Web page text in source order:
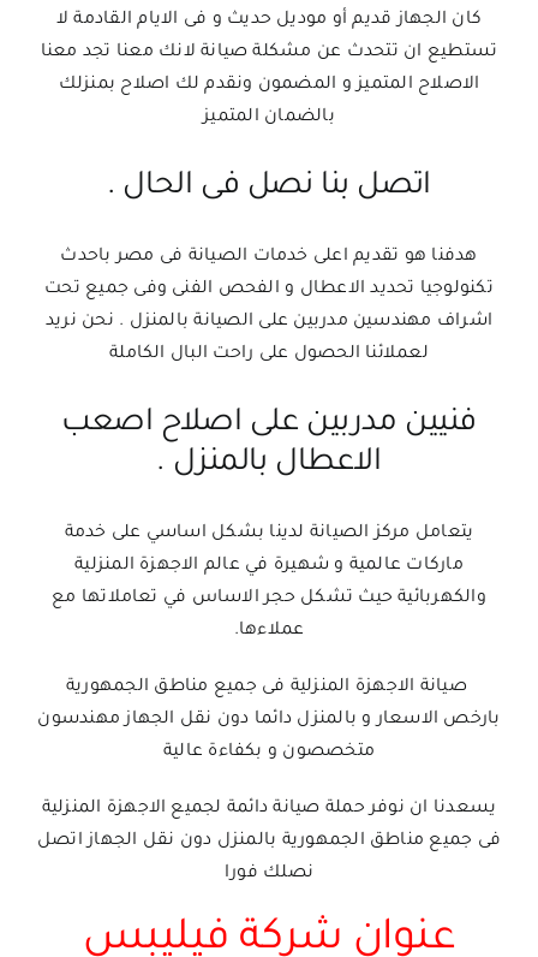
كان الجهاز قديم أو موديل حديث و فى الايام القادمة لا
تستطيع ان تتحدث عن مشكلة صيانة لانك معنا تجد معنا
الاصلاح المتميز و المضمون ونقدم لك اصلاح بمنزلك
بالضمان المتميز
اتصل بنا نصل فى الحال .
هدفنا هو تقديم اعلى خدمات الصيانة فى مصر باحدث
تكنولوجيا تحديد الاعطال و الفحص الفنى وفى جميع تحت
اشراف مهندسين مدربين على الصيانة بالمنزل . نحن نريد
لعملائنا الحصول على راحت البال الكاملة
فنيين مدربين على اصلاح اصعب
الاعطال بالمنزل .
يتعامل مركز الصيانة لدينا بشكل اساسي على خدمة
ماركات عالمية و شهيرة في عالم الاجهزة المنزلية
والكهربائية حيث تشكل حجر الاساس في تعاملاتها مع
عملاءها.
صيانة الاجهزة المنزلية فى جميع مناطق الجمهورية
بارخص الاسعار و بالمنزل دائما دون نقل الجهاز مهندسون
متخصصون و بكفاءة عالية
يسعدنا ان نوفر حملة صيانة دائمة لجميع الاجهزة المنزلية
فى جميع مناطق الجمهورية بالمنزل دون نقل الجهاز اتصل
نصلك فورا
عنوان شركة فيليبس